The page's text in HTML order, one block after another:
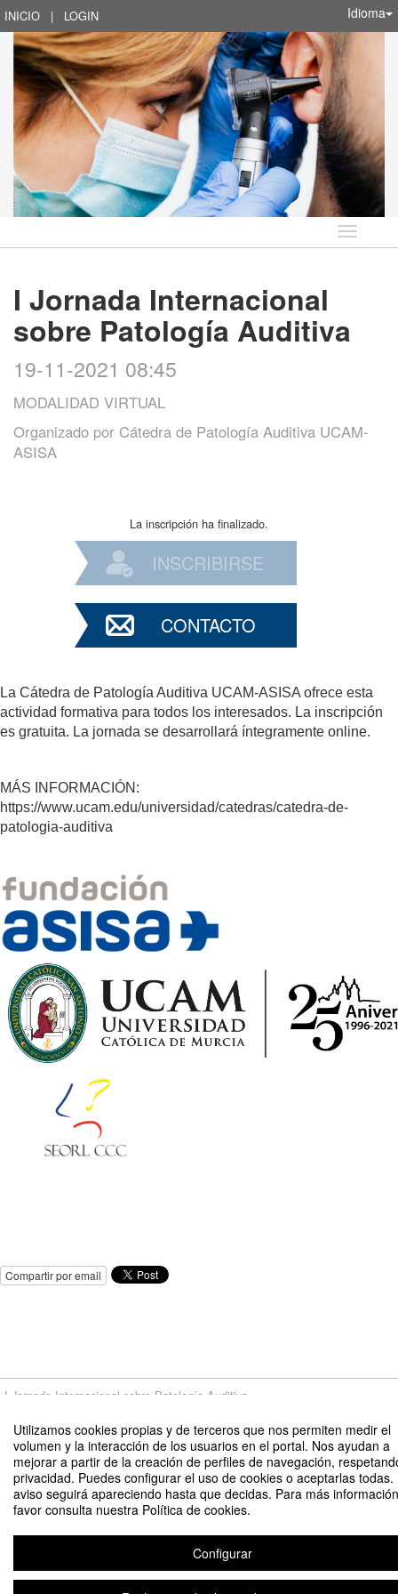
Utilizamos cookies propias y de terceros que nos permiten medir el
volumen y la interacción de los usuarios en el portal. Nos ayudan a
mejorar a partir de la creación de perfiles de navegación,
privacidad. Puedes configurar el uso de cookies o aceptarlas todas.
aviso seguirá apareciendo hasta que decidas. Para más
favor consulta nuestra Política de cookies.
Configurar
INICIO | LOGIN Idioma
Idioma
I Jornada Internacional
sobre Patología Auditiva
19-11-2021 08:45
MODALIDAD VIRTUAL
Organizado por Cátedra de Patología Auditiva UCAM-
ASISA
La inscripción ha finalizado.
INSCRIBIRSE
CONTACTO
La Cátedra de Patología Auditiva UCAM-ASISA ofrece esta
actividad formativa para todos los interesados. La inscripción
es gratuita. La jornada se desarrollará íntegramente online.
MÁS INFORMACIÓN:
https://www.ucam.edu/universidad/catedras/catedra-de-
patologia-auditiva
Compartir por email
I Jornada Internacional sobre Patología Auditiva
Aviso legal| Contacto
Plataforma de organización de eventos Symposium
Copyright © 2026